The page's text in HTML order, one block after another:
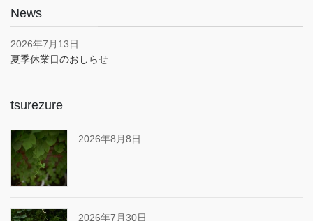
News
2026年7月13日
夏季休業日のおしらせ
tsurezure
2026年8月8日
2026年7月30日